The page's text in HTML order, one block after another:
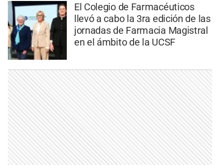
El Colegio de Farmacéuticos
llevó a cabo la 3ra edición de las
jornadas de Farmacia Magistral
en el ámbito de la UCSF